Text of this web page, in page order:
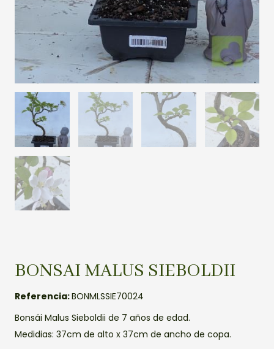
BONSAI MALUS SIEBOLDII
Referencia:BONMLSSIE70024
Bonsái Malus Sieboldii de 7 años de edad.
Medidias: 37cm de alto x 37cm de ancho de copa.